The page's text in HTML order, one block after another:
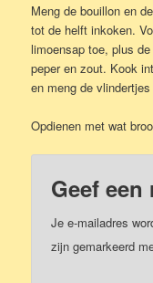
Meng de bouillon en
tot de helft inkoken.
limoensap toe, plus
peper en zout. Kook
en meng de
Opdienen met wat
Geef een
Je e-mailadres
zijn gemarkeerd